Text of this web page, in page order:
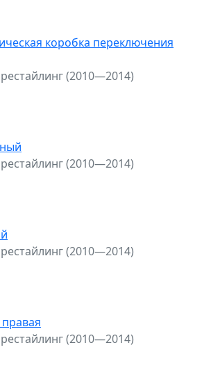
коробка переключения
(2010—2014)
(2010—2014)
(2010—2014)
(2010—2014)